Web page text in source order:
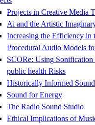
Projects in Creative Media
Ai and the Artistic
Increasing the Efficiency in
Procedural Audio Models
SCORe: Using
public health Risks
Historically Informed
Sound for Energy
The Radio Sound Studio
Ethical Implications of